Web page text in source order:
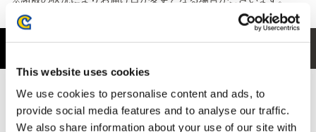
This website uses cookies
We use cookies to personalise content and ads, to
provide social media features and to analyse our traffic.
We also share information about your use of our site with
フロントには、シリーズでもおなじみのモンスター “イャンクッ
ク” の群れを大胆にデザイン。
特徴的な姿が並ぶ、ファンの目を引くインパクトのある一枚で